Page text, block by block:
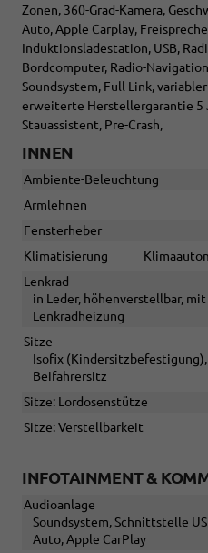
Zonen, 360-Grad-Kamera,
Auto, Apple Carplay,
Induktionsladestation, USB,
Bordcomputer, Radio-
Soundsystem, Full Link,
erweiterte Herstellergarantie 5
Stauassistent, Pre-Crash,
INNEN
Ambiente-Beleuchtung
Armlehnen
Fensterheber
Klimatisierung
Lenkrad
in Leder, höhenverstellbar,
Lenkradheizung
Sitze
Isofix
Beifahrersitz
Sitze: Lordosenstütze
Sitze: Verstellbarkeit
INFOTAINMENT &
Audioanlage
Soundsystem, Schnittstelle
Auto, Apple CarPlay